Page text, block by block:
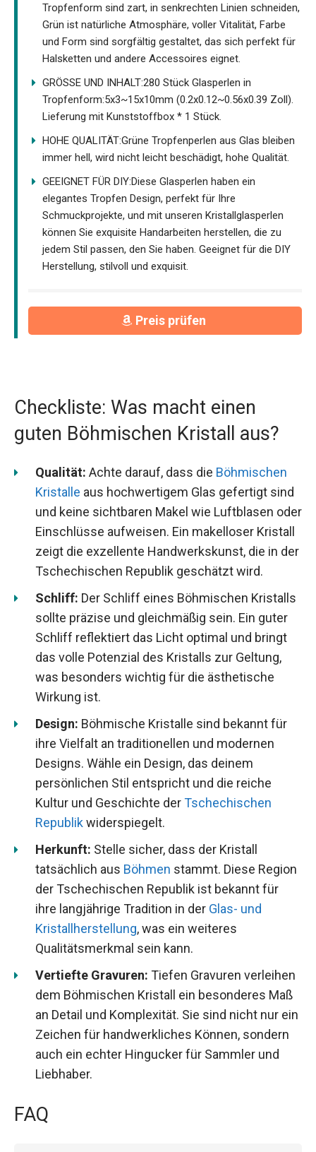
Tropfenform sind zart, in senkrechten Linien schneiden,
Grün ist natürliche Atmosphäre, voller Vitalität, Farbe
und Form sind sorgfältig gestaltet, das sich perfekt für
Halsketten und andere Accessoires eignet.
GRÖSSE UND INHALT:280 Stück Glasperlen in
Tropfenform:5x3~15x10mm (0.2x0.12~0.56x0.39 Zoll).
Lieferung mit Kunststoffbox * 1 Stück.
HOHE QUALITÄT:Grüne Tropfenperlen aus Glas bleiben
immer hell, wird nicht leicht beschädigt, hohe Qualität.
GEEIGNET FÜR DIY:Diese Glasperlen haben ein
elegantes Tropfen Design, perfekt für Ihre
Schmuckprojekte, und mit unseren Kristallglasperlen
können Sie exquisite Handarbeiten herstellen, die zu
jedem Stil passen, den Sie haben. Geeignet für die DIY
Herstellung, stilvoll und exquisit.
Preis prüfen
Checkliste: Was macht einen
guten Böhmischen Kristall aus?
Qualität: Achte darauf, dass die Böhmischen
Kristalle aus hochwertigem Glas gefertigt sind
und keine sichtbaren Makel wie Luftblasen oder
Einschlüsse aufweisen. Ein makelloser Kristall
zeigt die exzellente Handwerkskunst, die in der
Tschechischen Republik geschätzt wird.
Schliff: Der Schliff eines Böhmischen Kristalls
sollte präzise und gleichmäßig sein. Ein guter
Schliff reflektiert das Licht optimal und bringt
das volle Potenzial des Kristalls zur Geltung,
was besonders wichtig für die ästhetische
Wirkung ist.
Design: Böhmische Kristalle sind bekannt für
ihre Vielfalt an traditionellen und modernen
Designs. Wähle ein Design, das deinem
persönlichen Stil entspricht und die reiche
Kultur und Geschichte derTschechischen
Republikwiderspiegelt.
Herkunft: Stelle sicher, dass der Kristall
tatsächlich aus Böhmen stammt. Diese Region
der Tschechischen Republik ist bekannt für
ihre langjährige Tradition in der Glas- und
Kristallherstellung, was ein weiteres
Qualitätsmerkmal sein kann.
Vertiefte Gravuren: Tiefen Gravuren verleihen
dem Böhmischen Kristall ein besonderes Maß
an Detail und Komplexität. Sie sind nicht nur ein
Zeichen für handwerkliches Können, sondern
auch ein echter Hingucker für Sammler und
Liebhaber.
FAQ